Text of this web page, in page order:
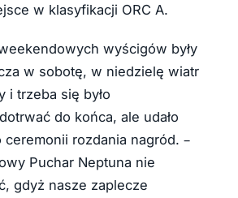
w klasyfikacji ORC A.
wyścigów były
w sobotę, w niedzielę wiatr
i trzeba się było
do końca, ale udało
rozdania nagród. –
Puchar Neptuna nie
gdyż nasze zaplecze